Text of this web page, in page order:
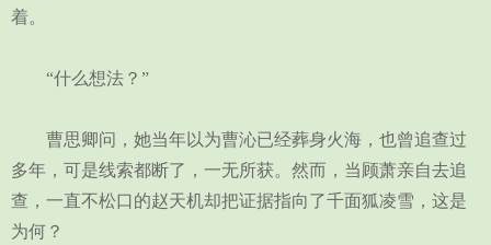
着。
“什么想法？”
曹思卿问，她当年以为曹沁已经葬身火海，也曾追查过
多年，可是线索都断了，一无所获。然而，当顾萧亲自去追
查，一直不松口的赵天机却把证据指向了千面狐凌雪，这是
为何？